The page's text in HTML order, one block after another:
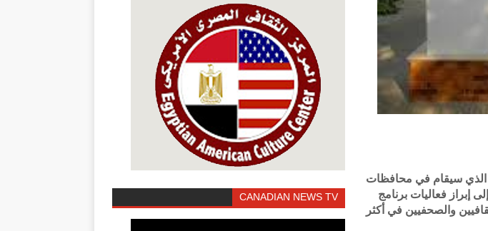
الذي سيقام في محافظات
نوفمبر 2024. يهدف المهرجان إلى إبراز فعاليات برنامج
والصحفيين في أكثر
CANADIAN NEWS TV